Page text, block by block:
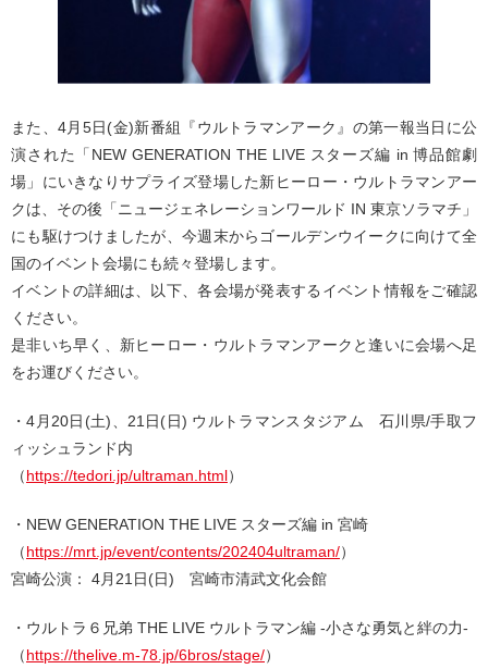
また、4月5日(金)新番組『ウルトラマンアーク』の第一報当日に公
演された「NEW GENERATION THE LIVE スターズ編 in 博品館劇
場」にいきなりサプライズ登場した新ヒーロー・ウルトラマンアー
クは、その後「ニュージェネレーションワールド IN 東京ソラマチ」
にも駆けつけましたが、今週末からゴールデンウイークに向けて全
国のイベント会場にも続々登場します。
イベントの詳細は、以下、各会場が発表するイベント情報をご確認
ください。
是非いち早く、新ヒーロー・ウルトラマンアークと逢いに会場へ足
をお運びください。
・4月20日(土)、21日(日) ウルトラマンスタジアム 石川県/手取フ
ィッシュランド内
（https://tedori.jp/ultraman.html）
・NEW GENERATION THE LIVE スターズ編 in 宮崎
（https://mrt.jp/event/contents/202404ultraman/）
宮崎公演： 4月21日(日) 宮崎市清武文化会館
・ウルトラ６兄弟 THE LIVE ウルトラマン編 -小さな勇気と絆の力-
（https://thelive.m-78.jp/6bros/stage/）